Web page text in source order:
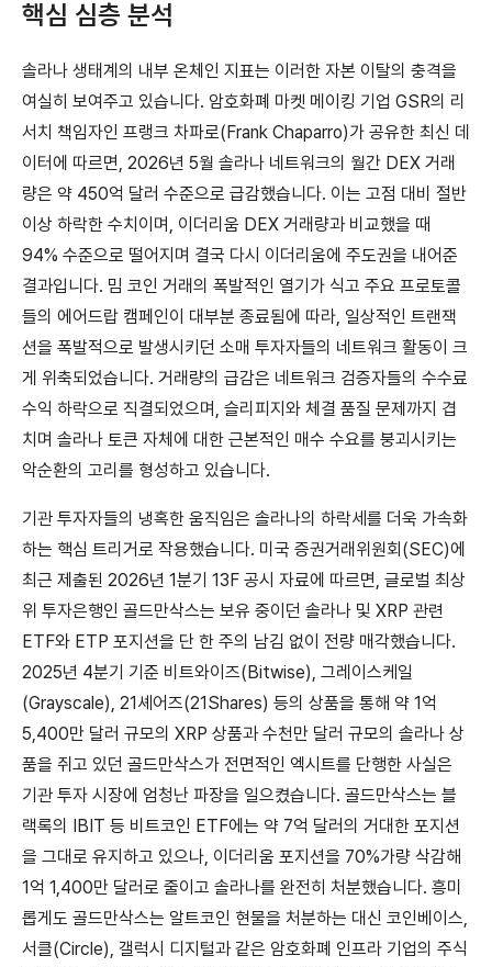
핵심 심층 분석
솔라나 생태계의 내부 온체인 지표는 이러한 자본 이탈의 충격을
여실히 보여주고 있습니다. 암호화폐 마켓 메이킹 기업 GSR의 리
서치 책임자인 프랭크 차파로(Frank Chaparro)가 공유한 최신 데
이터에 따르면, 2026년 5월 솔라나 네트워크의 월간 DEX 거래
량은 약 450억 달러 수준으로 급감했습니다. 이는 고점 대비 절반
이상 하락한 수치이며, 이더리움 DEX 거래량과 비교했을 때
94% 수준으로 떨어지며 결국 다시 이더리움에 주도권을 내어준
결과입니다. 밈 코인 거래의 폭발적인 열기가 식고 주요 프로토콜
들의 에어드랍 캠페인이 대부분 종료됨에 따라, 일상적인 트랜잭
션을 폭발적으로 발생시키던 소매 투자자들의 네트워크 활동이 크
게 위축되었습니다. 거래량의 급감은 네트워크 검증자들의 수수료
수익 하락으로 직결되었으며, 슬리피지와 체결 품질 문제까지 겹
치며 솔라나 토큰 자체에 대한 근본적인 매수 수요를 붕괴시키는
악순환의 고리를 형성하고 있습니다.
기관 투자자들의 냉혹한 움직임은 솔라나의 하락세를 더욱 가속화
하는 핵심 트리거로 작용했습니다. 미국 증권거래위원회(SEC)에
최근 제출된 2026년 1분기 13F 공시 자료에 따르면, 글로벌 최상
위 투자은행인 골드만삭스는 보유 중이던 솔라나 및 XRP 관련
ETF와 ETP 포지션을 단 한 주의 남김 없이 전량 매각했습니다.
2025년 4분기 기준 비트와이즈(Bitwise), 그레이스케일
(Grayscale), 21셰어즈(21Shares) 등의 상품을 통해 약 1억
5,400만 달러 규모의 XRP 상품과 수천만 달러 규모의 솔라나 상
품을 쥐고 있던 골드만삭스가 전면적인 엑시트를 단행한 사실은
기관 투자 시장에 엄청난 파장을 일으켰습니다. 골드만삭스는 블
랙록의 IBIT 등 비트코인 ETF에는 약 7억 달러의 거대한 포지션
을 그대로 유지하고 있으나, 이더리움 포지션을 70%가량 삭감해
1억 1,400만 달러로 줄이고 솔라나를 완전히 처분했습니다. 흥미
롭게도 골드만삭스는 알트코인 현물을 처분하는 대신 코인베이스,
서클(Circle), 갤럭시 디지털과 같은 암호화폐 인프라 기업의 주식